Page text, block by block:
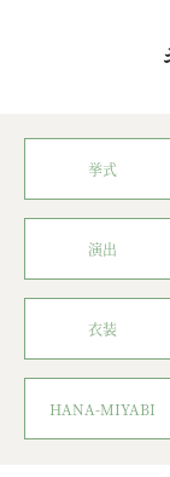
挙式
演出
衣装
HANA-MIYABI